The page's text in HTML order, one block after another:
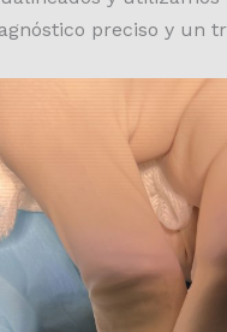
preciso y un